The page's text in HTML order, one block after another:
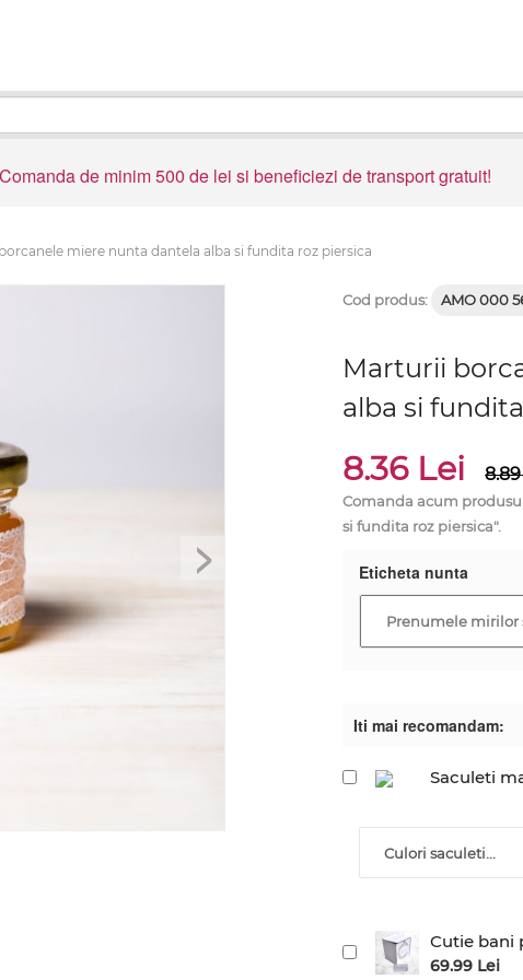
Comanda de minim 500 de lei si beneficiezi de transport gratuit!
miere nunta dantela alba si fundita roz piersica
>
Cod produs: AMO 000
Marturii
alba si
8.36 Lei 8.89
Comanda acum
si fundita roz piersica".
Eticheta nunta
Iti mai recomandam:
Saculeti
Culori saculeti...
Cutie bani
69.99 Lei